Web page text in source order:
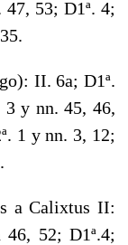
53; D1ª. 4;
II. 6a; D1ª.
3 y nn. 45, 46,
1 y nn. 3, 12;
a Calixtus II:
52; D1ª.4;